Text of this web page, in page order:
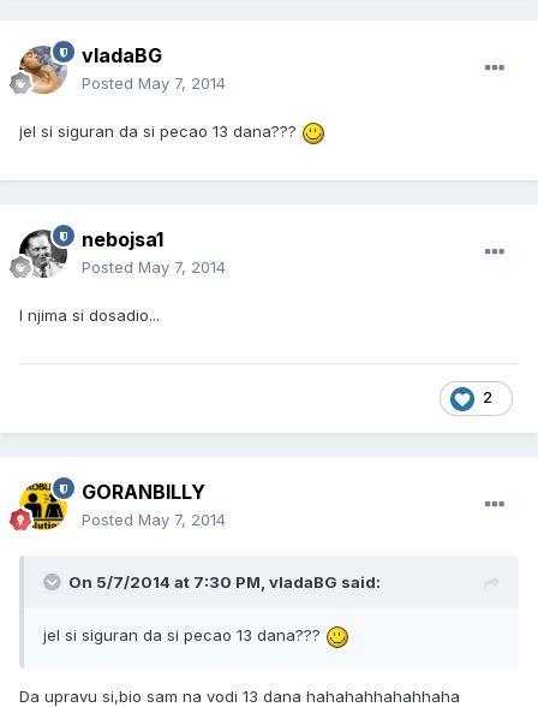
vladaBG
Posted May 7, 2014
jel si siguran da si pecao 13 dana???
nebojsa1
Posted May 7, 2014
I njima si dosadio...
2
GORANBILLY
Posted May 7, 2014
On 5/7/2014 at 7:30 PM, vladaBG said:
jel si siguran da si pecao 13 dana???
Da upravu si,bio sam na vodi 13 dana hahahahhahahhaha